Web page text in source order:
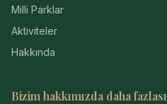
Milli Parklar
Aktiviteler
Hakkında
Bizim hakkımızda daha fazlası